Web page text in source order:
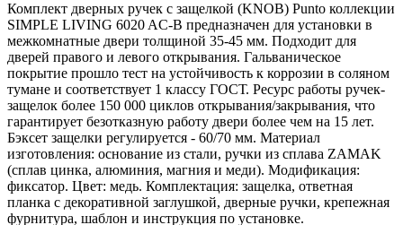
Комплект дверных ручек с защелкой (KNOB) Punto коллекции
SIMPLE LIVING 6020 AC-B предназначен для установки в
межкомнатные двери толщиной 35-45 мм. Подходит для
дверей правого и левого открывания. Гальваническое
покрытие прошло тест на устойчивость к коррозии в соляном
тумане и соответствует 1 классу ГОСТ. Ресурс работы ручек-
защелок более 150 000 циклов открывания/закрывания, что
гарантирует безотказную работу двери более чем на 15 лет.
Бэксет защелки регулируется - 60/70 мм. Материал
изготовления: основание из стали, ручки из сплава ZAMAK
(сплав цинка, алюминия, магния и меди). Модификация:
фиксатор. Цвет: медь. Комплектация: защелка, ответная
планка с декоративной заглушкой, дверные ручки, крепежная
фурнитура, шаблон и инструкция по установке.